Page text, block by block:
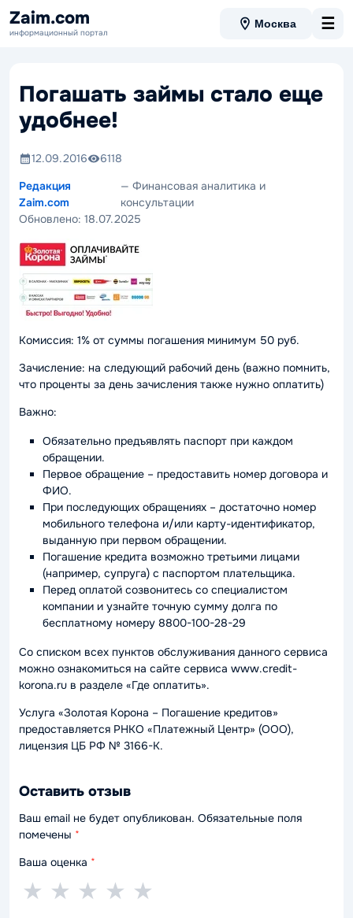
Zaim.com
информационный портал
Москва ☰
Погашать займы стало еще
удобнее!
12.09.2016
6118
Редакция
Zaim.com
— Финансовая аналитика и
консультации
Обновлено: 18.07.2025
Комиссия: 1% от суммы погашения минимум 50 руб.
Зачисление: на следующий рабочий день (важно помнить,
что проценты за день зачисления также нужно оплатить)
Важно:
Обязательно предъявлять паспорт при каждом
обращении.
Первое обращение – предоставить номер договора и
ФИО.
При последующих обращениях – достаточно номер
мобильного телефона и/или карту-идентификатор,
выданную при первом обращении.
Погашение кредита возможно третьими лицами
(например, супруга) с паспортом плательщика.
Перед оплатой созвонитесь со специалистом
компании и узнайте точную сумму долга по
бесплатному номеру 8800-100-28-29
Со списком всех пунктов обслуживания данного сервиса
можно ознакомиться на сайте сервиса www.credit-
korona.ru в разделе «Где оплатить».
Услуга «Золотая Корона – Погашение кредитов»
предоставляется РНКО «Платежный Центр» (ООО),
лицензия ЦБ РФ № 3166-К.
Оставить отзыв
Ваш email не будет опубликован. Обязательные поля
помечены *
Ваша оценка *
5
★
4
★
3
★
2
★
1
★